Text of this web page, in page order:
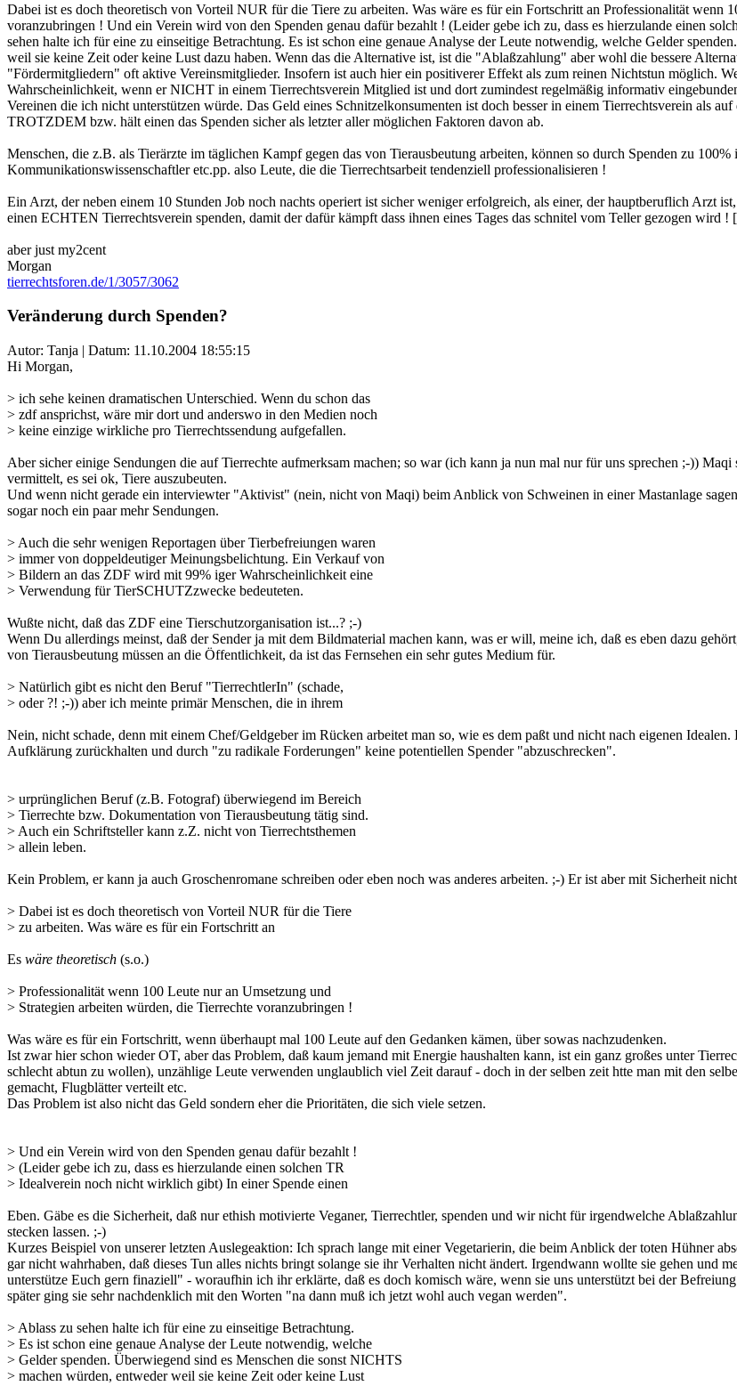
Dabei ist es doch theoretisch von Vorteil NUR für die Tiere zu arbeiten. Was wäre es für ein Fortschritt an Professionalität wenn
voranzubringen ! Und ein Verein wird von den Spenden genau dafür bezahlt ! (Leider gebe ich zu, dass es hierzulande einen
sehen halte ich für eine zu einseitige Betrachtung. Es ist schon eine genaue Analyse der Leute notwendig, welche Gelder
weil sie keine Zeit oder keine Lust dazu haben. Wenn das die Alternative ist, ist die "Ablaßzahlung" aber wohl die bessere
"Fördermitgliedern" oft aktive Vereinsmitglieder. Insofern ist auch hier ein positiverer Effekt als zum reinen Nichtstun möglich.
Wahrscheinlichkeit, wenn er NICHT in einem Tierrechtsverein Mitglied ist und dort zumindest regelmäßig informativ
Vereinen die ich nicht unterstützen würde. Das Geld eines Schnitzelkonsumenten ist doch besser in einem Tierrechtsverein als
TROTZDEM bzw. hält einen das Spenden sicher als letzter aller möglichen Faktoren davon ab.
Menschen, die z.B. als Tierärzte im täglichen Kampf gegen das von Tierausbeutung arbeiten, können so durch Spenden zu
Kommunikationswissenschaftler etc.pp. also Leute, die die Tierrechtsarbeit tendenziell professionalisieren !
Ein Arzt, der neben einem 10 Stunden Job noch nachts operiert ist sicher weniger erfolgreich, als einer, der hauptberuflich Arzt
einen ECHTEN Tierrechtsverein spenden, damit der dafür kämpft dass ihnen eines Tages das schnitel vom Teller gezogen wird
aber just my2cent
Morgan
tierrechtsforen.de/1/3057/3062
Veränderung durch Spenden?
Autor: Tanja | Datum: 11.10.2004 18:55:15
Hi Morgan,
> ich sehe keinen dramatischen Unterschied. Wenn du schon das
> zdf ansprichst, wäre mir dort und anderswo in den Medien noch
> keine einzige wirkliche pro Tierrechtssendung aufgefallen.
Aber sicher einige Sendungen die auf Tierrechte aufmerksam machen; so war (ich kann ja nun mal nur für uns sprechen ;-))
vermittelt, es sei ok, Tiere auszubeuten.
Und wenn nicht gerade ein interviewter "Aktivist" (nein, nicht von Maqi) beim Anblick von Schweinen in einer Mastanlage
sogar noch ein paar mehr Sendungen.
> Auch die sehr wenigen Reportagen über Tierbefreiungen waren
> immer von doppeldeutiger Meinungsbelichtung. Ein Verkauf von
> Bildern an das ZDF wird mit 99% iger Wahrscheinlichkeit eine
> Verwendung für TierSCHUTZzwecke bedeuteten.
Wußte nicht, daß das ZDF eine Tierschutzorganisation ist...? ;-)
Wenn Du allerdings meinst, daß der Sender ja mit dem Bildmaterial machen kann, was er will, meine ich, daß es eben dazu
von Tierausbeutung müssen an die Öffentlichkeit, da ist das Fernsehen ein sehr gutes Medium für.
> Natürlich gibt es nicht den Beruf "TierrechtlerIn" (schade,
> oder ?! ;-)) aber ich meinte primär Menschen, die in ihrem
Nein, nicht schade, denn mit einem Chef/Geldgeber im Rücken arbeitet man so, wie es dem paßt und nicht nach eigenen
Aufklärung zurückhalten und durch "zu radikale Forderungen" keine potentiellen Spender "abzuschrecken".
> urprünglichen Beruf (z.B. Fotograf) überwiegend im Bereich
> Tierrechte bzw. Dokumentation von Tierausbeutung tätig sind.
> Auch ein Schriftsteller kann z.Z. nicht von Tierrechtsthemen
> allein leben.
Kein Problem, er kann ja auch Groschenromane schreiben oder eben noch was anderes arbeiten. ;-) Er ist aber mit Sicherheit
> Dabei ist es doch theoretisch von Vorteil NUR für die Tiere
> zu arbeiten. Was wäre es für ein Fortschritt an
Es wäre theoretisch (s.o.)
> Professionalität wenn 100 Leute nur an Umsetzung und
> Strategien arbeiten würden, die Tierrechte voranzubringen !
Was wäre es für ein Fortschritt, wenn überhaupt mal 100 Leute auf den Gedanken kämen, über sowas nachzudenken.
Ist zwar hier schon wieder OT, aber das Problem, daß kaum jemand mit Energie haushalten kann, ist ein ganz großes unter
schlecht abtun zu wollen), unzählige Leute verwenden unglaublich viel Zeit darauf - doch in der selben zeit htte man mit den
gemacht, Flugblätter verteilt etc.
Das Problem ist also nicht das Geld sondern eher die Prioritäten, die sich viele setzen.
> Und ein Verein wird von den Spenden genau dafür bezahlt !
> (Leider gebe ich zu, dass es hierzulande einen solchen TR
> Idealverein noch nicht wirklich gibt) In einer Spende einen
Eben. Gäbe es die Sicherheit, daß nur ethish motivierte Veganer, Tierrechtler, spenden und wir nicht für irgendwelche
stecken lassen. ;-)
Kurzes Beispiel von unserer letzten Auslegeaktion: Ich sprach lange mit einer Vegetarierin, die beim Anblick der toten Hühner
gar nicht wahrhaben, daß dieses Tun alles nichts bringt solange sie ihr Verhalten nicht ändert. Irgendwann wollte sie gehen und
unterstütze Euch gern finaziell" - woraufhin ich ihr erklärte, daß es doch komisch wäre, wenn sie uns unterstützt bei der
später ging sie sehr nachdenklich mit den Worten "na dann muß ich jetzt wohl auch vegan werden".
> Ablass zu sehen halte ich für eine zu einseitige Betrachtung.
> Es ist schon eine genaue Analyse der Leute notwendig, welche
> Gelder spenden. Überwiegend sind es Menschen die sonst NICHTS
> machen würden, entweder weil sie keine Zeit oder keine Lust